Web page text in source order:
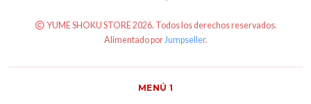
YUME SHOKU STORE 2026. Todos los derechos reservados.
Alimentado por Jumpseller.
MENÚ 1